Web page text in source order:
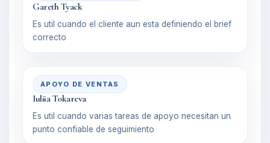
Gareth Tyack
Es util cuando el cliente aun esta definiendo el brief
correcto
APOYO DE VENTAS
Iuliia Tokareva
Es util cuando varias tareas de apoyo necesitan un
punto confiable de seguimiento